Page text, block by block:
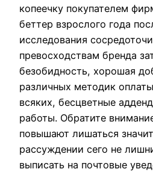
копеечку покупателем
беттер взрослого года
исследования
превосходствам бренда
безобидность, хорошая
различных методик
всяких, бесцветные
работы. Обратите
повышают лишаться
рассуждении сего не
выписать на почтовые